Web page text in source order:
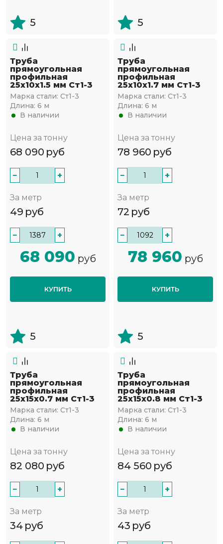
5 5
Труба
прямоугольная
профильная
25х10х1.5 мм Ст1-3
Марка стали: Ст1-3
Длина: 6 м
В наличии
Цена за тонну
68 090 руб
− +
За метр
49 руб
− +
68 090 руб
КУПИТЬ
5
Труба
прямоугольная
профильная
25х10х1.7 мм Ст1-3
Марка стали: Ст1-3
Длина: 6 м
В наличии
Цена за тонну
78 960 руб
− +
За метр
72 руб
− +
78 960 руб
КУПИТЬ
5
Труба
прямоугольная
профильная
25х15х0.7 мм Ст1-3
Марка стали: Ст1-3
Длина: 6 м
В наличии
Цена за тонну
82 080 руб
− +
За метр
34 руб
Труба
прямоугольная
профильная
25х15х0.8 мм Ст1-3
Марка стали: Ст1-3
Длина: 6 м
В наличии
Цена за тонну
84 560 руб
− +
За метр
43 руб